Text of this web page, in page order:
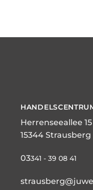
Herrenseeallee 15
15344 Strausberg
03341 - 39 08 41